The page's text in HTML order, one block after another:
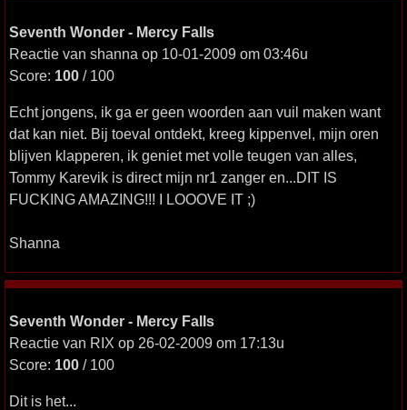
Seventh Wonder - Mercy Falls
Reactie van shanna op 10-01-2009 om 03:46u
Score: 100 / 100
Echt jongens, ik ga er geen woorden aan vuil maken want
dat kan niet. Bij toeval ontdekt, kreeg kippenvel, mijn oren
blijven klapperen, ik geniet met volle teugen van alles,
Tommy Karevik is direct mijn nr1 zanger en...DIT IS
FUCKING AMAZING!!! I LOOOVE IT ;)
Shanna
Seventh Wonder - Mercy Falls
Reactie van RIX op 26-02-2009 om 17:13u
Score: 100 / 100
Dit is het...